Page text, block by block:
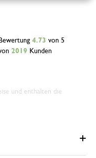
Bewertung 4.73 von 5
2019 Kunden
und enthalten die